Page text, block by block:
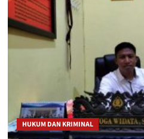
Desa,
Polres
Bangkep
Tahan
Kades
Banggai
Laut
HUKUM DAN KRIMINAL